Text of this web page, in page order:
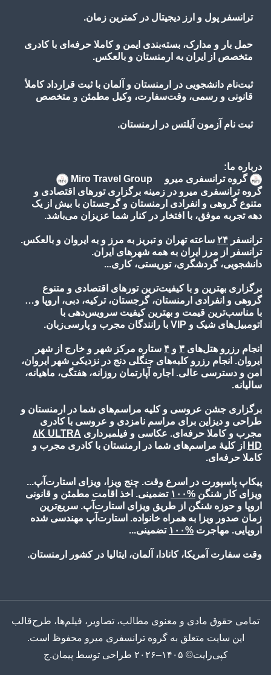
ترانسفر پول و ارز دیجیتال در کمترین زمان.
حمل بار و مدارک، بسته‌بندی ایمن و کاملا حرفه‌ای با کادری
متخصص از ایران به ارمنستان و بالعکس.
ثبت‌نام دانشجویی در ارمنستان و آلمان با ثبت قرارداد کاملأ
قانونی و رسمی، وقت‌سفارت، وکیل مطمئن و متخصص
ثبت نام آزمون آیلتس در ارمنستان.
درباره ما:
گروه ترانسفری میرو Miro Travel Group
گروه ترانسفری میرو در زمینه برگزاری تورهای اقتصادی و
متنوع گروهی و انفرادی ارمنستان و گرجستان با بیش از یک
دهه تجربه موفق، با افتخار در کنار شما عزیزان می‌باشد.
ترانسفر ۲۴ ساعته تهران و تبریز به مرز و به ایروان و بالعکس.
ترانسفر از مرز ایران به همه شهرهای ایران.
دانشجویی، گردشگری، توریستی، کاری...
برگزاری بهترین و با کیفیت‌ترین تورهای اقتصادی و متنوع
گروهی و انفرادی ارمنستان، گرجستان، ترکیه، دبی، اروپا و…
با مناسب‌ترین قیمت و بهترین کیفیت سرویس‌دهی با
اتومبیل‌های شیک و VIP با رانندگان مجرب و پارسی‌زبان.
انجام رزرو هتل‌های ۳ و ۴ ستاره مرکز شهر و خارج از شهر
ایروان. انجام رزرو کلبه‌های جنگلی دنج در نزدیکی شهر ایروان،
امن و دسترسی عالی. اجاره آپارتمان روزانه، هفتگی، ماهیانه،
سالیانه.
برگزاری جشن عروسی و کلیه مراسم‌های شما در ارمنستان و
طراحی و دیزاین برای مراسم نامزدی و عروسی با کادری
مجرب و کاملا حرفه‌ای. عکاسی و فیلمبرداری ۸K ULTRA
HD
از کلیۀ مراسم‌های شما در ارمنستان با کادری مجرب و
کاملا حرفه‌ای.
پیکاپ پاسپورت در اسرع وقت. چنج ویزا، ویزای استارت‌آپ...
ویزای کار شنگن %۱۰۰
تضمینی. اخذ اقامت مطمئن و قانونی
اروپا و حوزه شنگن از طریق ویزای استارت‌آپ. سریع‌ترین
زمان صدور ویزا به همراه خانواده. استارت‌آپ مهندسی شده
اروپایی. مهاجرت %۱۰۰ تضمینی...
وقت سفارت آمریکا، کانادا، آلمان، ایتالیا در کشور ارمنستان.
تمامی حقوق مادی و معنوی مطالب، تصاویر، فیلم‌ها، طرح‌قالب
این سایت متعلق به گروه ترانسفری میرو محفوظ است.
کپی‌رایت© ۱۴۰۵–۲۰۲۶ طراحی توسط پیمان.ج